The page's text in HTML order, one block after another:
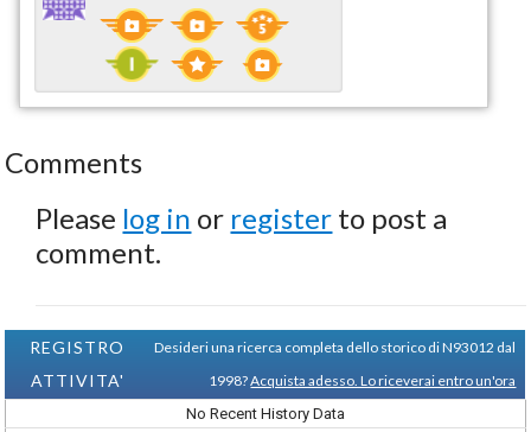
Comments
Please log in or register to post a
comment.
REGISTRO
ATTIVITA'
Desideri una ricerca completa dello storico di N93012 dal
1998?Acquista adesso. Lo riceverai entro un'ora
No Recent History Data